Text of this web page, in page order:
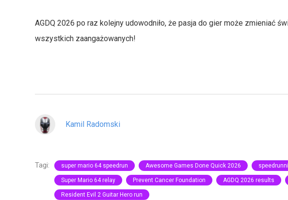
AGDQ 2026 po raz kolejny udowodniło, że pasja do gier może zmieniać
wszystkich zaangażowanych!
Kamil Radomski
Tagi: super mario 64 speedrun Awesome Games Done Quick 2026
Super Mario 64 relay Prevent Cancer Foundation AGDQ 2026 results
Resident Evil 2 Guitar Hero run